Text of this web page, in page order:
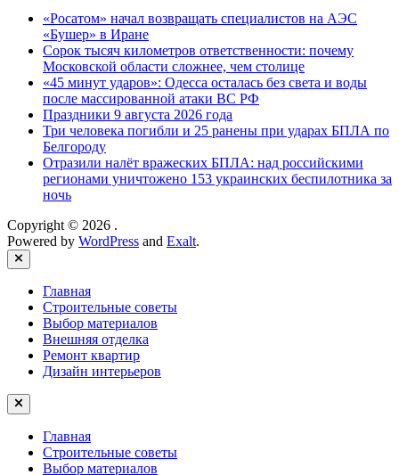
«Росатом» начал возвращать специалистов на АЭС
«Бушер» в Иране
Сорок тысяч километров ответственности: почему
Московской области сложнее, чем столице
«45 минут ударов»: Одесса осталась без света и воды
после массированной атаки ВС РФ
Праздники 9 августа 2026 года
Три человека погибли и 25 ранены при ударах БПЛА по
Белгороду
Отразили налёт вражеских БПЛА: над российскими
регионами уничтожено 153 украинских беспилотника за
ночь
Copyright © 2026 .
Powered by WordPress and Exalt.
Close
Главная
Строительные советы
Выбор материалов
Внешняя отделка
Ремонт квартир
Дизайн интерьеров
Главная
Строительные советы
Выбор материалов